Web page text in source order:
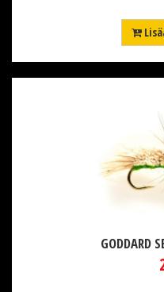
GODDARD